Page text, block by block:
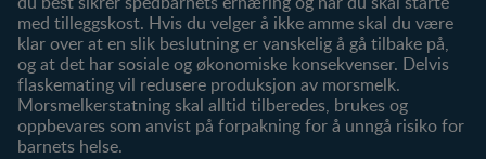
med tilleggskost. Hvis du velger å ikke amme skal du være
klar over at en slik beslutning er vanskelig å gå tilbake på,
og at det har sosiale og økonomiske konsekvenser. Delvis
flaskemating vil redusere produksjon av morsmelk.
Morsmelkerstatning skal alltid tilberedes, brukes og
oppbevares som anvist på forpakning for å unngå risiko for
barnets helse.